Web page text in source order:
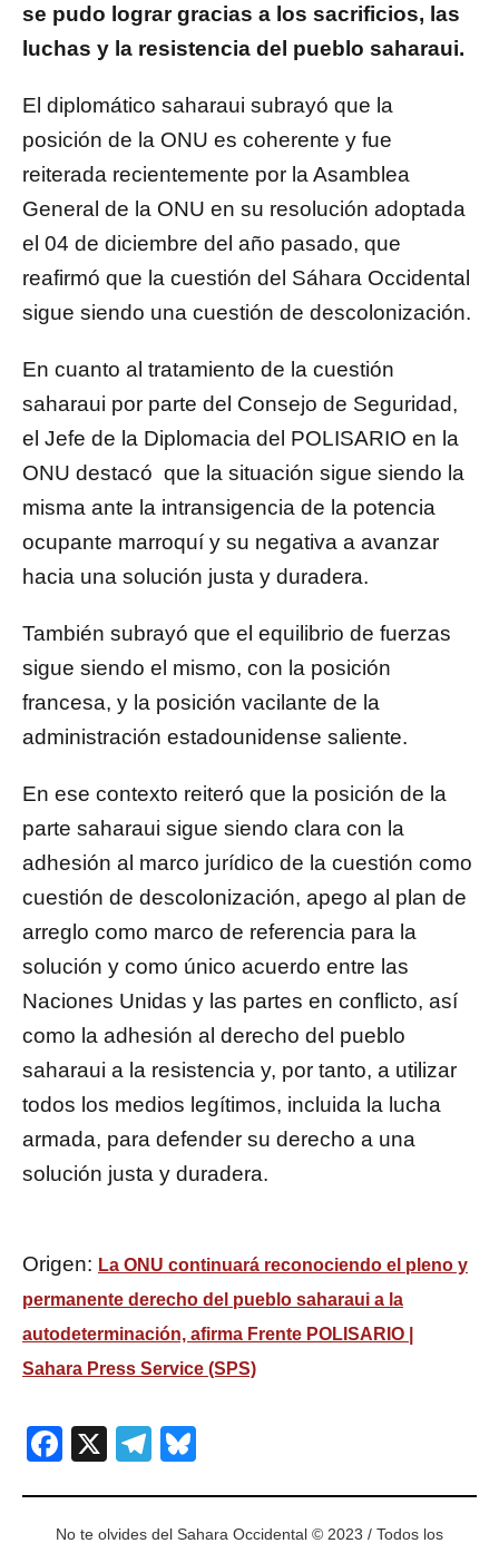
se pudo lograr gracias a los sacrificios, las
luchas y la resistencia del pueblo saharaui.
El diplomático saharaui subrayó que la
posición de la ONU es coherente y fue
reiterada recientemente por la Asamblea
General de la ONU en su resolución adoptada
el 04 de diciembre del año pasado, que
reafirmó que la cuestión del Sáhara Occidental
sigue siendo una cuestión de descolonización.
En cuanto al tratamiento de la cuestión
saharaui por parte del Consejo de Seguridad,
el Jefe de la Diplomacia del POLISARIO en la
ONU destacó que la situación sigue siendo la
misma ante la intransigencia de la potencia
ocupante marroquí y su negativa a avanzar
hacia una solución justa y duradera.
También subrayó que el equilibrio de fuerzas
sigue siendo el mismo, con la posición
francesa, y la posición vacilante de la
administración estadounidense saliente.
En ese contexto reiteró que la posición de la
parte saharaui sigue siendo clara con la
adhesión al marco jurídico de la cuestión como
cuestión de descolonización, apego al plan de
arreglo como marco de referencia para la
solución y como único acuerdo entre las
Naciones Unidas y las partes en conflicto, así
como la adhesión al derecho del pueblo
saharaui a la resistencia y, por tanto, a utilizar
todos los medios legítimos, incluida la lucha
armada, para defender su derecho a una
solución justa y duradera.
Origen: La ONU continuará reconociendo el pleno y
permanente derecho del pueblo saharaui a la
autodeterminación, afirma Frente POLISARIO |
Sahara Press Service (SPS)
Facebook
X Telegram
No te olvides del Sahara Occidental © 2023 / Todos los